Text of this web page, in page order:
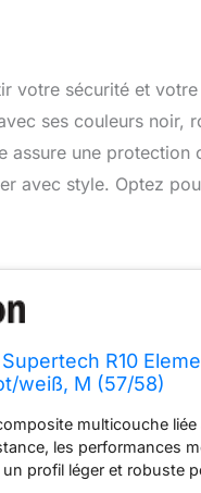
votre sécurité et
ses couleurs
une
avec style. Optez
R10
weiß, M (57/58)
multicouche
les performances
un profil léger et robuste